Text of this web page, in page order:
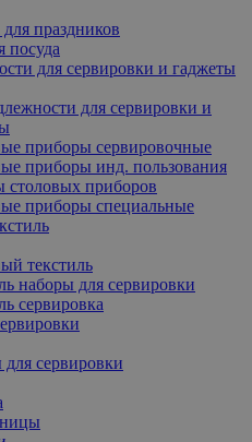
праздников
посуда
для сервировки и гаджеты
для сервировки и
приборы сервировочные
приборы инд. пользования
столовых приборов
приборы специальные
текстиль
наборы для сервировки
сервировка
сервировки